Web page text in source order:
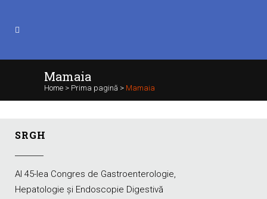
Mamaia
Home > Prima pagină > Mamaia
SRGH
Al 45-lea Congres de Gastroenterologie,
Hepatologie şi Endoscopie Digestivă